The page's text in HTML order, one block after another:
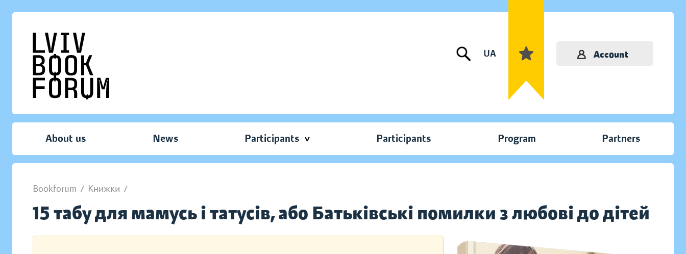
UA Account
About us News Participants Participants Program Partners
Bookforum / Книжки /
15 табу для мамусь і татусів, або Батьківські помилки з любові до дітей